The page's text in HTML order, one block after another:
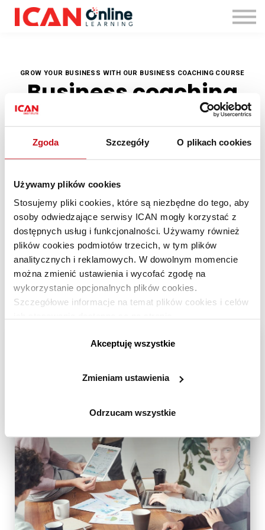
Zgoda Szczegóły O plikach cookies
Używamy plików cookies
Stosujemy pliki cookies, które są niezbędne do tego, aby
osoby odwiedzające serwisy ICAN mogły korzystać z
dostępnych usług i funkcjonalności. Używamy również
plików cookies podmiotów trzecich, w tym plików
analitycznych i reklamowych. W dowolnym momencie
można zmienić ustawienia i wycofać zgodę na
wykorzystanie opcjonalnych plików cookies.
Szczegółowe informacje na temat plików cookies i celów
Akceptuję wszystkie
Zmieniam ustawienia
Odrzucam wszystkie
Zaloguj się
GROW YOUR BUSINESS WITH OUR BUSINESS COACHING COURSE
Business coaching
mastery
Are you struggling to take your business to the next level? Do you
feel stuck in a rut and unsure of what steps to take to grow your
Our Business Coaching Course is designed to help you overcome
these challenges and achieve your business goals.
Enroll Now
from 3.300+ reviews